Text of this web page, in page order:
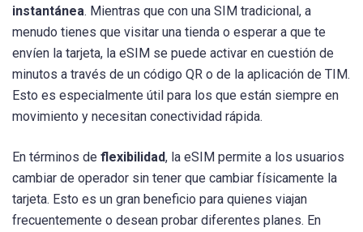
instantánea. Mientras que con una SIM tradicional, a
menudo tienes que visitar una tienda o esperar a que te
envíen la tarjeta, la eSIM se puede activar en cuestión de
minutos a través de un código QR o de la aplicación de TIM.
Esto es especialmente útil para los que están siempre en
movimiento y necesitan conectividad rápida.
En términos de flexibilidad, la eSIM permite a los usuarios
cambiar de operador sin tener que cambiar físicamente la
tarjeta. Esto es un gran beneficio para quienes viajan
frecuentemente o desean probar diferentes planes. En